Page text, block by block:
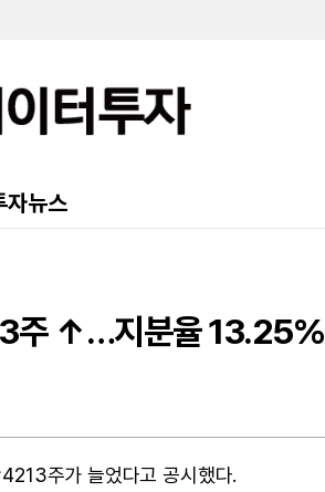
상 최대
자뉴스
주 ↑…지분율 13.25%
주가 늘었다고 공시했다.